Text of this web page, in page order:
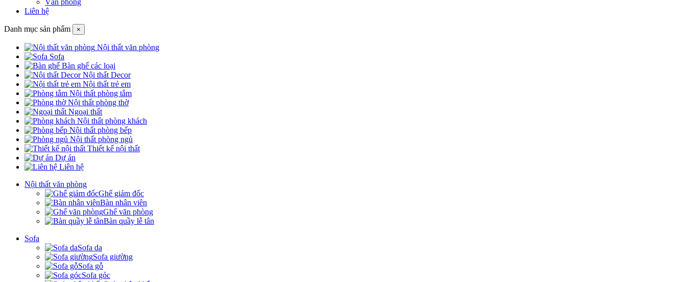
Văn phòng
Liên hệ
Danh mục sản phẩm ×
Nội thất văn phòng
Sofa
Bàn ghế các loại
Nội thất Decor
Nội thất trẻ em
Nội thất phòng tắm
Nội thất phòng thờ
Ngoại thất
Nội thất phòng khách
Nội thất phòng bếp
Nội thất phòng ngủ
Thiết kế nội thất
Dự án
Liên hệ
Nội thất văn phòng
Ghế giám đốc
Bàn nhân viên
Ghế văn phòng
Bàn quầy lễ tân
Sofa
Sofa da
Sofa giường
Sofa gỗ
Sofa góc